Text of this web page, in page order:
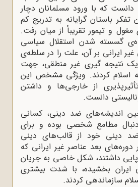
دانست که با ورود مسلمانان دچار
باستان گرایانه به تدریج کم
و تیمور تقریباً از میان رفت.
گسسته شدن استقلال سیاسی
ایرانی بر آن، علت را در سلطه‌ی
یک نتیجه ‌گیری غیر منطقی، جهت
اسلام ‌کردند. ویژگی مشخص این
از خارجی‌ها و داشتن
دانست.
اندیشه‌های ضد دینی، کسانی
مطامع شخصی بوده و برای
دینی خود از قالب‌های دینی
دوره‌های بعد عناصر غیر ایرانی که
داشتند، شکل خاصی به جریان
ایران بخشیده، با شدت بیشتری
سازماندهی ‌کردند.